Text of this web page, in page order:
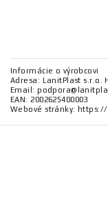
Informácie o výrobcovi
Adresa: LanitPlast s.r.o.
Email:
EAN: 2002625400003
Webové stránky: